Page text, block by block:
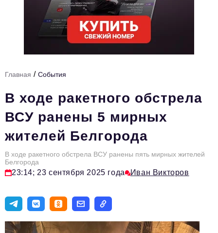
Ниши и рынки
Технологии и тренды
HR
Персона номера
Юридический практикум
Стиль жизни
Туризм
ОПК
Эксперты
Главная / События
В ходе ракетного обстрела
ВСУ ранены 5 мирных
жителей Белгорода
В ходе ракетного обстрела ВСУ ранены пять мирных жителей
Белгорода
23:14; 23 сентября 2025 года Иван Викторов